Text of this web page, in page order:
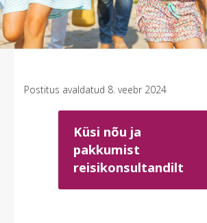
Postitus avaldatud 8. veebr 2024
Küsi nõu ja
pakkumist
reisikonsultandilt